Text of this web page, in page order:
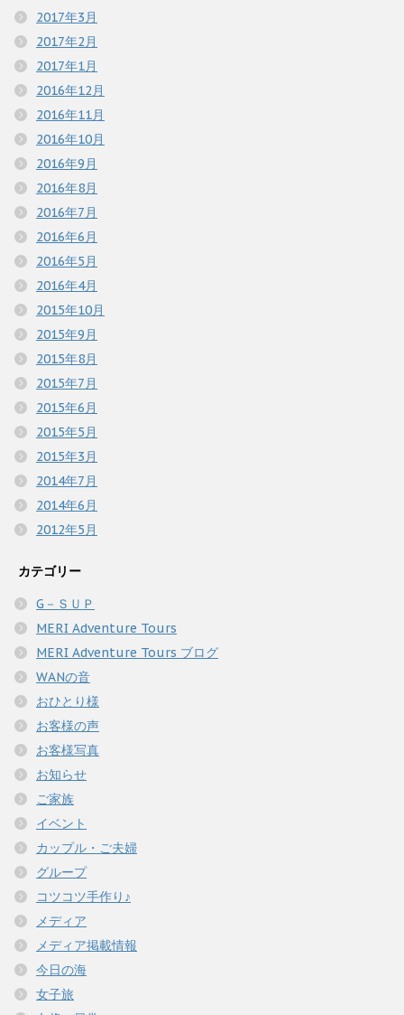
2017年3月
2017年2月
2017年1月
2016年12月
2016年11月
2016年10月
2016年9月
2016年8月
2016年7月
2016年6月
2016年5月
2016年4月
2015年10月
2015年9月
2015年8月
2015年7月
2015年6月
2015年5月
2015年3月
2014年7月
2014年6月
2012年5月
カテゴリー
G－ＳＵＰ
MERI Adventure Tours
MERI Adventure Tours ブログ
WANの音
おひとり様
お客様の声
お客様写真
お知らせ
ご家族
イベント
カップル・ご夫婦
グループ
コツコツ手作り♪
メディア
メディア掲載情報
今日の海
女子旅